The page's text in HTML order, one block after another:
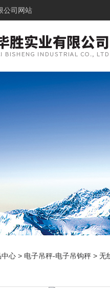
公司网站
中心 > 电子吊秤-电子吊钩秤 > 无